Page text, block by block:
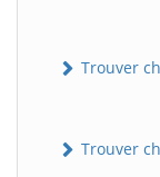
Trouver
Trouver